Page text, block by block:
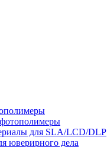
для SLA/LCD/DLP
юверирного дела